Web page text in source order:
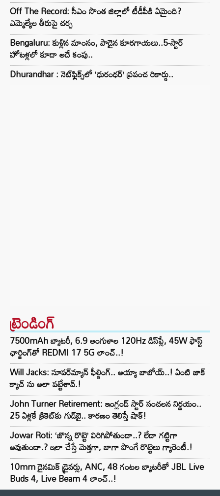
Off The Record: సీఎం సొంత జిల్లాలో టీడీపీకి ఏమైంది?
ఎమ్మెల్యేల తీరుపై చర్చ
Bengaluru: కుళ్లిన మాంసం, పాడైన కూరగాయలు..5-స్టార్
హోటళ్లలో కూడా అదే కంపు..
Dhurandhar : నెట్‌ఫ్లిక్స్‌లో ‘ధురంధర్’ ప్రపంచ రికార్డు..
ట్రెండింగ్‌
7500mAh బ్యాటరీ, 6.9 అంగుళాల 120Hz డిస్‌ప్లే, 45W ఫాస్ట్
ఛార్జింగ్‌తో REDMI 17 5G లాంచ్..!
Will Jacks: సూపర్‌మ్యాన్ ఫీల్డింగ్.. అయ్యా బాబోయ్..! ఏంటి జాక్
క్యాచ్ ను అలా పట్టేశావ్.!
John Turner Retirement: ఇంగ్లండ్ స్టార్ సంచలన నిర్ణయం..
25 ఏళ్లకే క్రికెట్‌కు గుడ్‌బై.. కారణం తెలిస్తే షాక్!
Jowar Roti: ‘జొన్న రొట్టె’ విరిగిపోతుందా..? లేదా గట్టిగా
అవుతుందా.? ఇలా చేస్తే మెత్తగా, బాగా పొంగే రొట్టెలు గ్యారెంటీ.!
10mm డైనమిక్ డ్రైవర్లు, ANC, 48 గంటల బ్యాటరీతో JBL Live
Buds 4, Live Beam 4 లాంచ్..!